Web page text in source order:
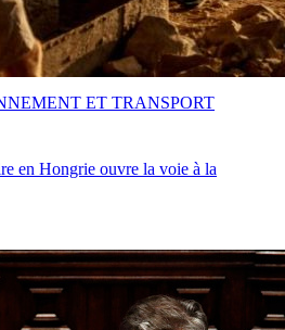
en Hongrie ouvre la voie à la
ET TRANSPORT